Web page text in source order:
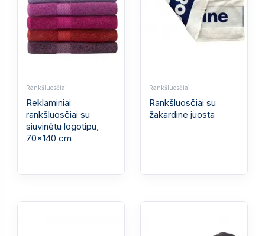
Rankšluosčiai
Reklaminiai
rankšluosčiai su
siuvinėtu logotipu,
70x140 cm
Rankšluosčiai
Rankšluosčiai su
žakardine juosta